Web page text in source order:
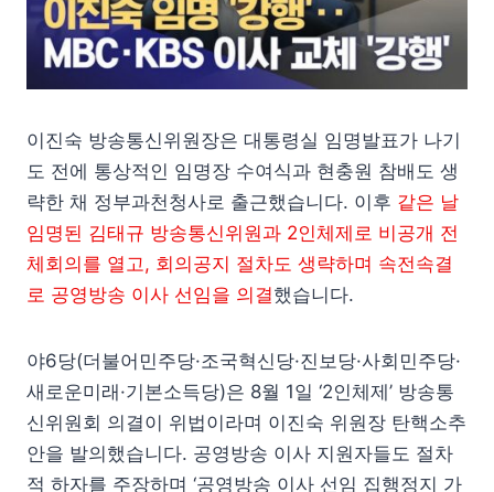
이진숙 방송통신위원장은 대통령실 임명발표가 나기
도 전에 통상적인 임명장 수여식과 현충원 참배도 생
략한 채 정부과천청사로 출근했습니다. 이후 같은 날
임명된 김태규 방송통신위원과 2인체제로 비공개 전
체회의를 열고, 회의공지 절차도 생략하며 속전속결
로 공영방송 이사 선임을 의결했습니다.
야6당(더불어민주당·조국혁신당·진보당·사회민주당·
새로운미래·기본소득당)은 8월 1일 ‘2인체제’ 방송통
신위원회 의결이 위법이라며 이진숙 위원장 탄핵소추
안을 발의했습니다. 공영방송 이사 지원자들도 절차
적 하자를 주장하며 ‘공영방송 이사 선임 집행정지 가